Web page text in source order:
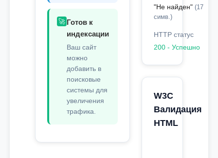
🚀 Готов к
индексации
Ваш сайт
можно
добавить в
поисковые
системы для
увеличения
трафика.
"Не найден" (17
симв.)
HTTP статус
200 - Успешно
W3C
Валидация
HTML